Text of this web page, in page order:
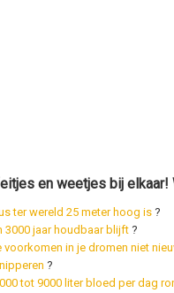
en weetjes bij elkaar!
ter wereld 25 meter hoog is ?
3000 jaar houdbaar blijft ?
in je dromen niet
?
tot 9000 liter bloed per dag